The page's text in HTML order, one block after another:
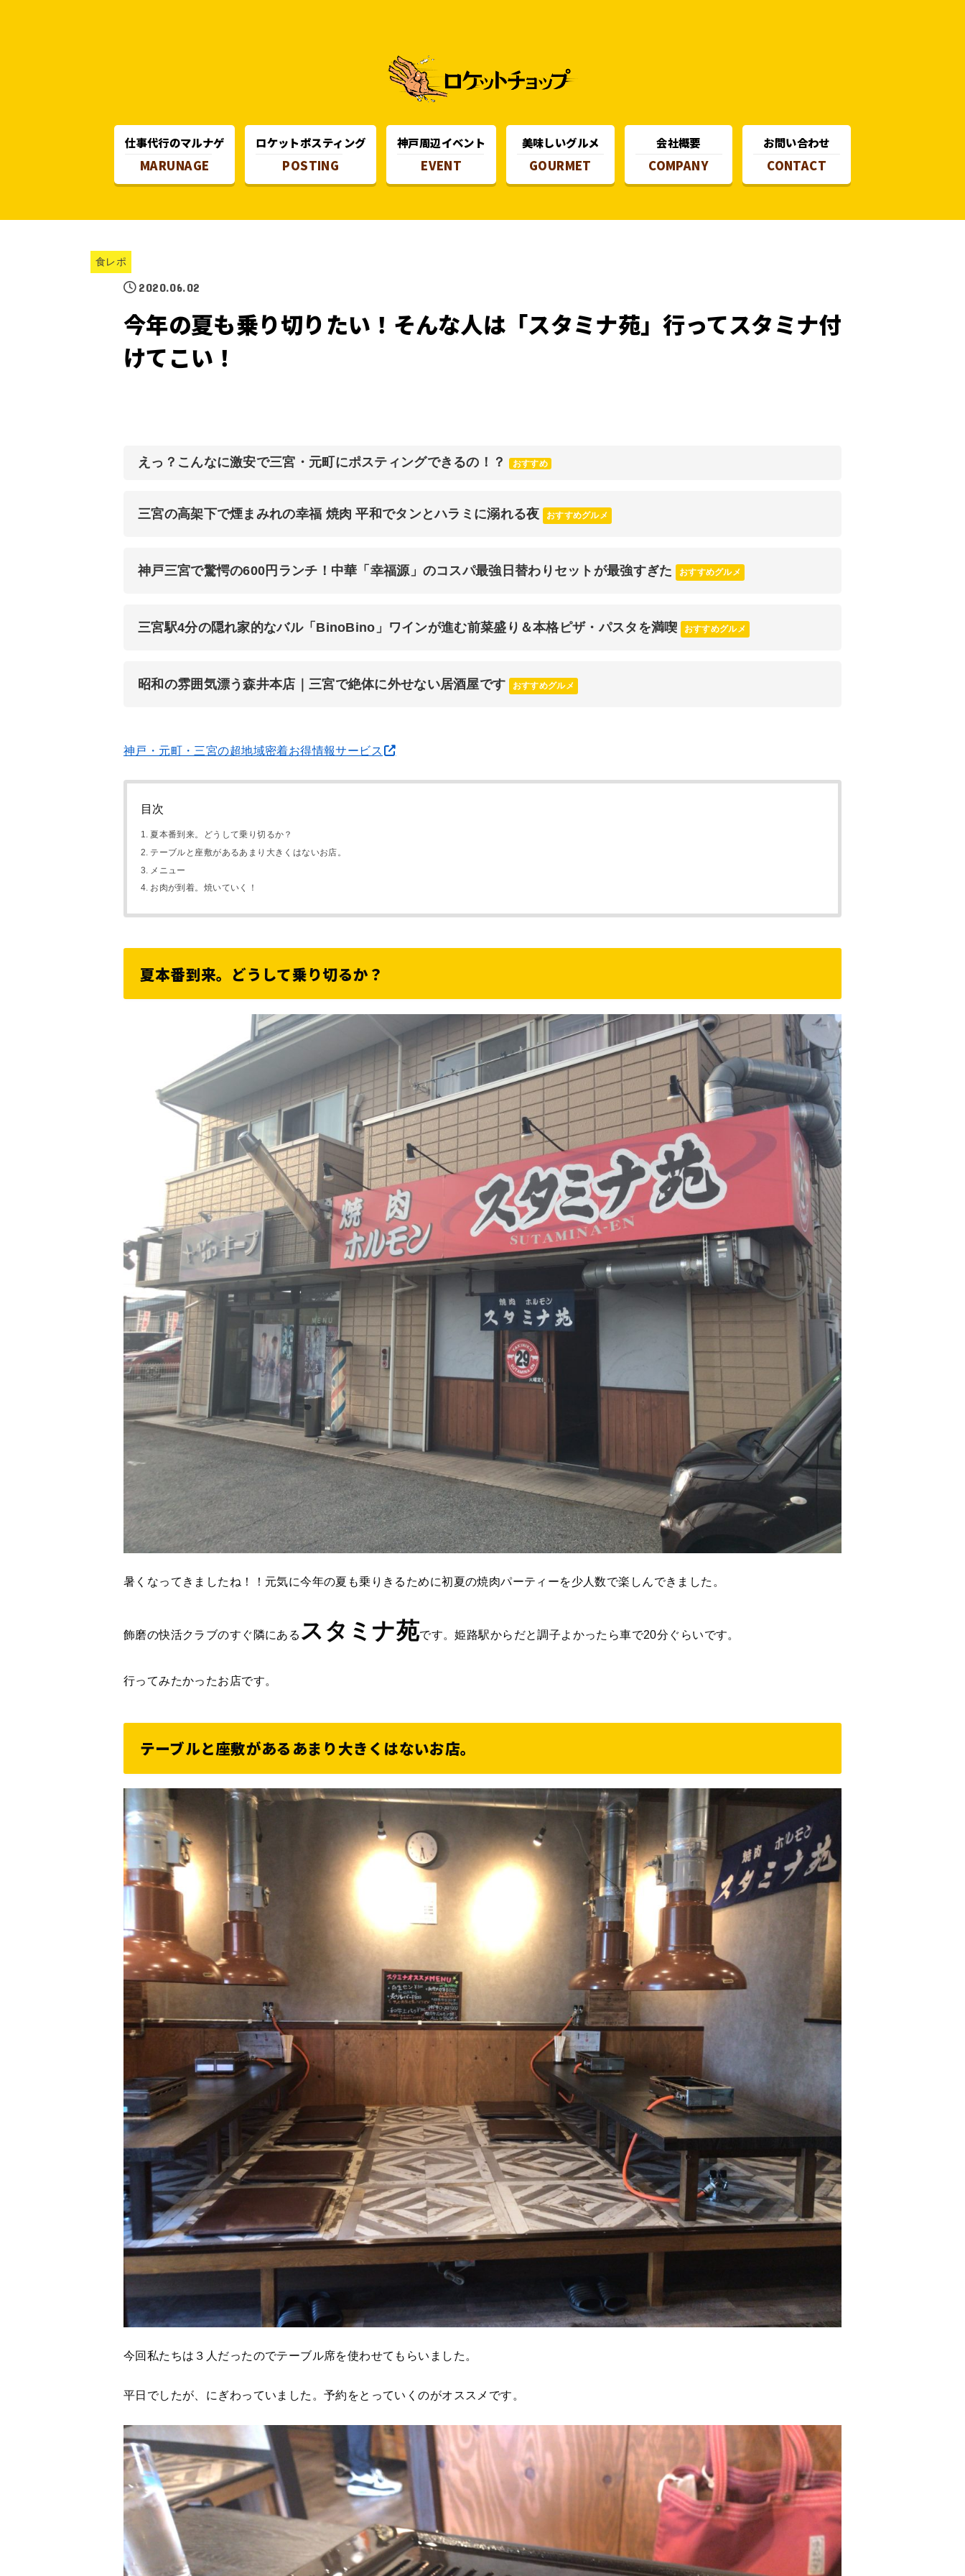
仕事代行のマルナゲ
MARUNAGE
ロケットポスティング
POSTING
神戸周辺イベント
EVENT
美味しいグルメ
GOURMET
会社概要
COMPANY
お問い合わせ
CONTACT
食レポ
2020.06.02
今年の夏も乗り切りたい！そんな人は「スタミナ苑」行ってスタミナ付
けてこい！
えっ？こんなに激安で三宮・元町にポスティングできるの！？ おすすめ
三宮の高架下で煙まみれの幸福 焼肉 平和でタンとハラミに溺れる夜 おすすめグルメ
神戸三宮で驚愕の600円ランチ！中華「幸福源」のコスパ最強日替わりセットが最強すぎた おすすめグルメ
三宮駅4分の隠れ家的なバル「BinoBino」ワインが進む前菜盛り＆本格ピザ・パスタを満喫 おすすめグルメ
昭和の雰囲気漂う森井本店｜三宮で絶体に外せない居酒屋です おすすめグルメ
神戸・元町・三宮の超地域密着お得情報サービス
目次
夏本番到来。どうして乗り切るか？
テーブルと座敷があるあまり大きくはないお店。
メニュー
お肉が到着。焼いていく！
夏本番到来。どうして乗り切るか？
暑くなってきましたね！！元気に今年の夏も乗りきるために初夏の焼肉パーティーを少人数で楽しんできました。
飾磨の快活クラブのすぐ隣にある スタミナ苑です。姫路駅からだと調子よかったら車で20分ぐらいです。
行ってみたかったお店です。
テーブルと座敷があるあまり大きくはないお店。
今回私たちは３人だったのでテーブル席を使わせてもらいました。
平日でしたが、にぎわっていました。予約をとっていくのがオススメです。